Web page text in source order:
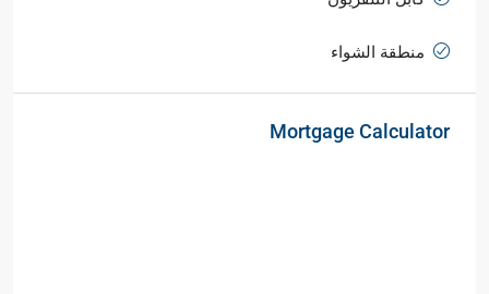
منطقة الشواء
Mortgage Calculator